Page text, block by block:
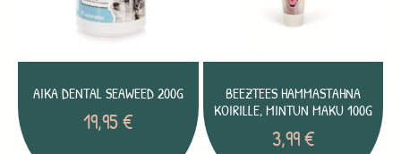
AIKA DENTAL SEAWEED 200G
19,95€
BEEZTEES HAMMASTAHNA
KOIRILLE, MINTUN MAKU 100G
3,99€